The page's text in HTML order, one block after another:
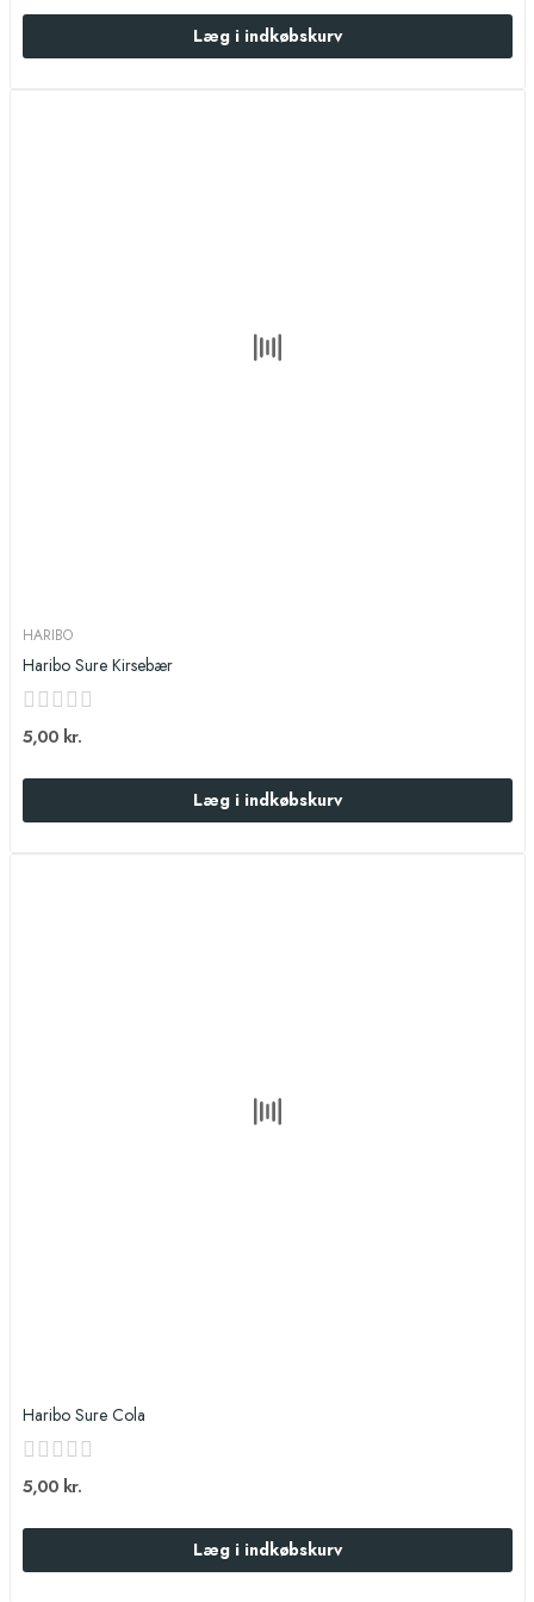
Læg i indkøbskurv
HARIBO
Haribo Sure Kirsebær
5,00 kr.
Læg i indkøbskurv
Haribo Sure Cola
5,00 kr.
Læg i indkøbskurv